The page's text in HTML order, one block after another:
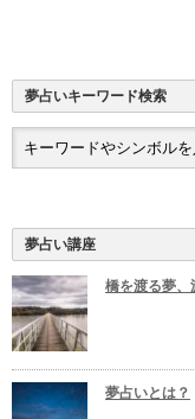
夢占いキーワード検索
夢占い講座
橋を渡る夢、
夢占いとは？